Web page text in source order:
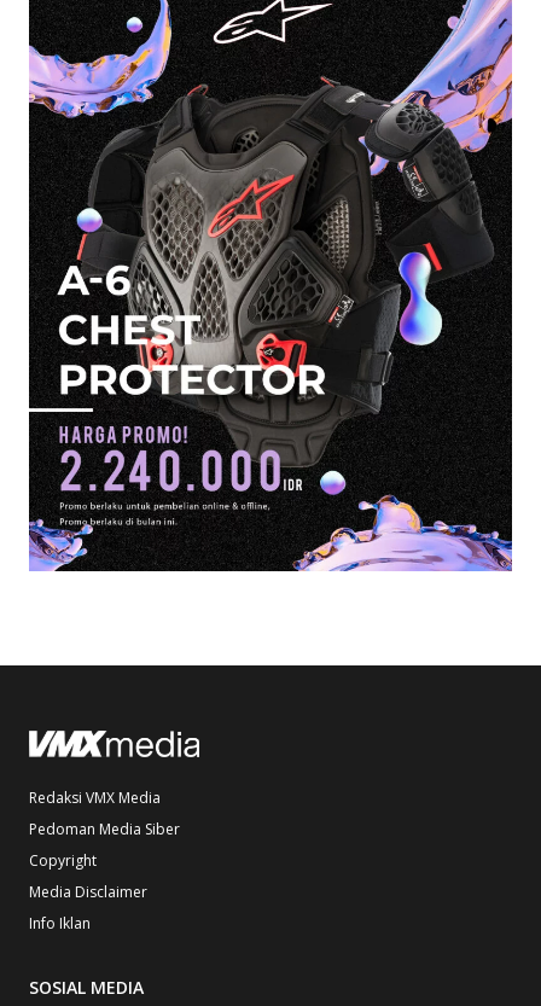
Redaksi VMX Media
Pedoman Media Siber
Copyright
Media Disclaimer
Info Iklan
SOSIAL MEDIA